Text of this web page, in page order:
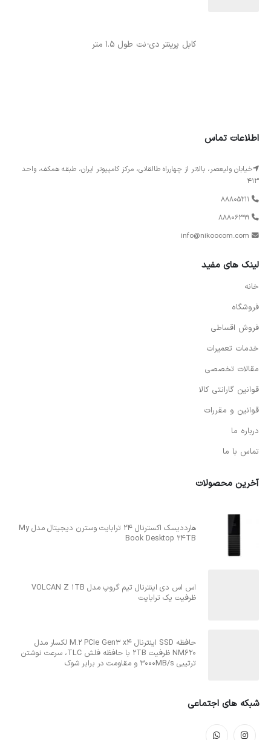
کابل پرینتر دی-نت طول 1.5 متر
اطلاعات تماس
خیابان ولیعصر، بالاتر از چهارراه طالقانی، مرکز کامپیوتر ایران، طبقه همکف، واحد
413
88805211
88806399
info@nikoocom.com
لینک های مفید
خانه
فروشگاه
فروش اقساطی
خدمات تعمیرات
مقالات تخصصی
قوانین گارانتی کالا
قوانین و مقررات
درباره ما
تماس با ما
آخرین محصولات
هارددیسک اکسترنال 24 ترابایت وسترن دیجیتال مدل My
Book Desktop 24TB
اس اس دی اینترنال تیم گروپ مدل VOLCAN Z 1TB
ظرفیت یک ترابایت
حافظه SSD اینترنال M.2 PCIe Gen3 x4 لکسار مدل
NM620 ظرفیت 2TB با حافظه فلش TLC، سرعت نوشتن
ترتیبی 3000MB/s و مقاومت در برابر شوک
شبکه های اجتماعی